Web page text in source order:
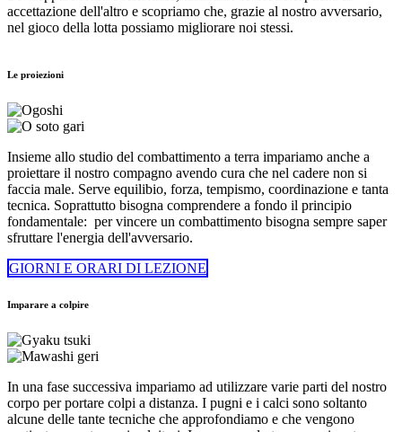
accettazione dell'altro e scopriamo che, grazie al nostro avversario,
nel gioco della lotta possiamo migliorare noi stessi.
Le proiezioni
Insieme allo studio del combattimento a terra impariamo anche a
proiettare il nostro compagno avendo cura che nel cadere non si
faccia male. Serve equilibio, forza, tempismo, coordinazione e tanta
tecnica. Soprattutto bisogna comprendere a fondo il principio
fondamentale: per vincere un combattimento bisogna sempre saper
sfruttare l'energia dell'avversario.
GIORNI E ORARI DI LEZIONE
Imparare a colpire
In una fase successiva impariamo ad utilizzare varie parti del nostro
corpo per portare colpi a distanza. I pugni e i calci sono soltanto
alcune delle tante tecniche che approfondiamo e che vengono